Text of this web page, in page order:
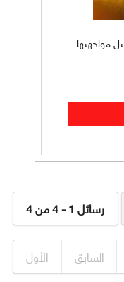
مواجهتها
رسائل 1 - 4 من 4
الأول السابق